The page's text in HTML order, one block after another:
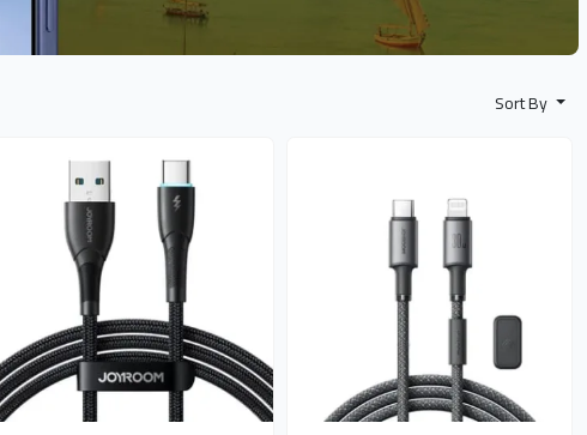
Sort By
available 5 pieces available 5 pieces